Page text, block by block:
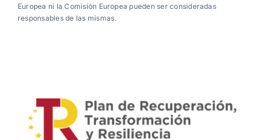
Europea ni la Comisión Europea pueden ser consideradas
responsables de las mismas.